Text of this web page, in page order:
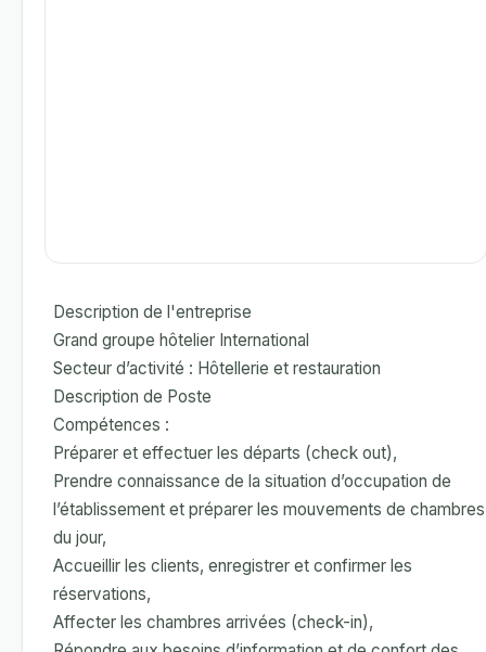
Description de l'entreprise
Grand groupe hôtelier International
Secteur d’activité : Hôtellerie et restauration
Description de Poste
Compétences :
Préparer et effectuer les départs (check out),
Prendre connaissance de la situation d’occupation de
l’établissement et préparer les mouvements de chambres
du jour,
Accueillir les clients, enregistrer et confirmer les
réservations,
Affecter les chambres arrivées (check-in),